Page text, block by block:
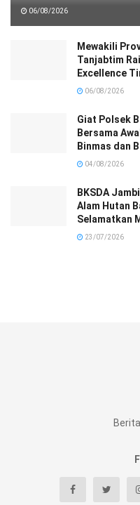
06/08/2026
Mewakili
Tanjabtim
Excellence
06/08/2026
Giat Polsek
Bersama
Binmas dan
04/08/2026
BKSDA
Alam Hutan
Selamatkan
23/07/2026